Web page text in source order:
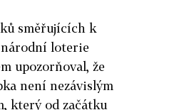
směřujících k
loterie
upozorňoval, že
není nezávislým
který od začátku